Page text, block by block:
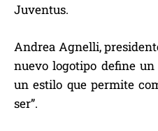
Juventus.
Andrea Agnelli,
nuevo logotipo define
un estilo que permite
ser”.